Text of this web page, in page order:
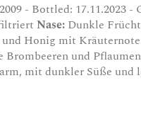
- Bottled: 17.11.2023
Nase: Dunkle
und Honig mit
und
mit dunkler Süße und